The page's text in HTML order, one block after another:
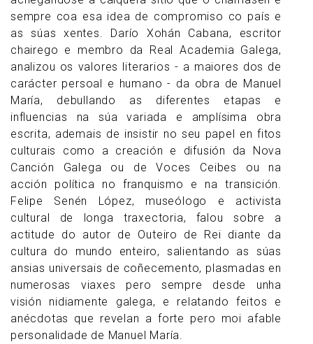
sempre coa esa idea de compromiso co país e
as súas xentes. Darío Xohán Cabana, escritor
chairego e membro da Real Academia Galega,
analizou os valores literarios - a maiores dos de
carácter persoal e humano - da obra de Manuel
María, debullando as diferentes etapas e
influencias na súa variada e amplísima obra
escrita, ademais de insistir no seu papel en fitos
culturais como a creación e difusión da Nova
Canción Galega ou de Voces Ceibes ou na
acción política no franquismo e na transición.
Felipe Senén López, museólogo e activista
cultural de longa traxectoria, falou sobre a
actitude do autor de Outeiro de Rei diante da
cultura do mundo enteiro, salientando as súas
ansias universais de coñecemento, plasmadas en
numerosas viaxes pero sempre desde unha
visión nidiamente galega, e relatando feitos e
anécdotas que revelan a forte pero moi afable
personalidade de Manuel María.